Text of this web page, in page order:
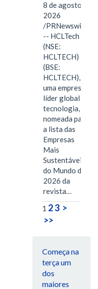
8 de agosto de
2026
/PRNewswire/
-- HCLTech
(NSE:
HCLTECH)
(BSE:
HCLTECH),
uma empresa
líder global em
tecnologia, foi
nomeada para
a lista das
Empresas
Mais
Sustentáveis
do Mundo de
2026 da
revista…
1 23 >
>>
Começa na
terça um
dos
maiores